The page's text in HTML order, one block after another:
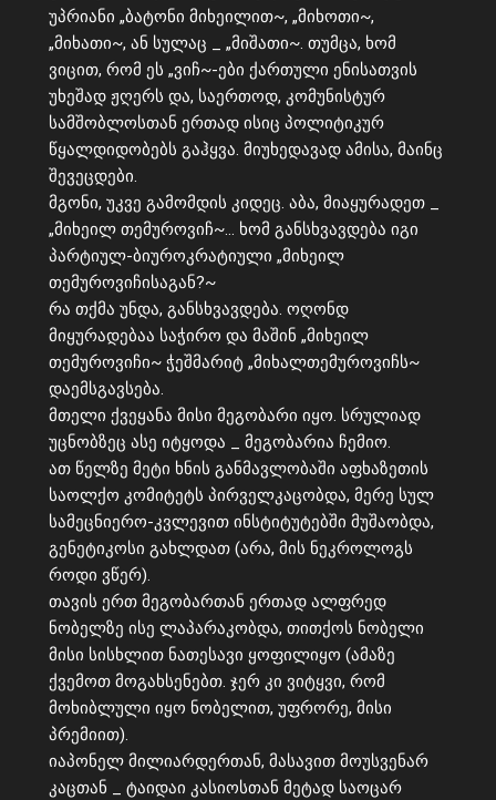
უპრიანი „ბატონი მიხეილით~, „მიხოთი~,
„მიხათი~, ან სულაც _ „მიშათი~. თუმცა, ხომ
ვიცით, რომ ეს „ვიჩ~-ები ქართული ენისათვის
უხეშად ჟღერს და, საერთოდ, კომუნისტურ
სამშობლოსთან ერთად ისიც პოლიტიკურ
წყალდიდობებს გაჰყვა. მიუხედავად ამისა, მაინც
შევეცდები.
მგონი, უკვე გამომდის კიდეც. აბა, მიაყურადეთ _
„მიხეილ თემუროვიჩ~… ხომ განსხვავდება იგი
პარტიულ-ბიუროკრატიული „მიხეილ
თემუროვიჩისაგან?~
რა თქმა უნდა, განსხვავდება. ოღონდ
მიყურადებაა საჭირო და მაშინ „მიხეილ
თემუროვიჩი~ ჭეშმარიტ „მიხალთემუროვიჩს~
დაემსგავსება.
მთელი ქვეყანა მისი მეგობარი იყო. სრულიად
უცნობზეც ასე იტყოდა _ მეგობარია ჩემიო.
ათ წელზე მეტი ხნის განმავლობაში აფხაზეთის
საოლქო კომიტეტს პირველკაცობდა, მერე სულ
სამეცნიერო-კვლევით ინსტიტუტებში მუშაობდა,
გენეტიკოსი გახლდათ (არა, მის ნეკროლოგს
როდი ვწერ).
თავის ერთ მეგობართან ერთად ალფრედ
ნობელზე ისე ლაპარაკობდა, თითქოს ნობელი
მისი სისხლით ნათესავი ყოფილიყო (ამაზე
ქვემოთ მოგახსენებთ. ჯერ კი ვიტყვი, რომ
მოხიბლული იყო ნობელით, უფრორე, მისი
პრემიით).
იაპონელ მილიარდერთან, მასავით მოუსვენარ
კაცთან _ ტაიდაი კასიოსთან მეტად საოცარ